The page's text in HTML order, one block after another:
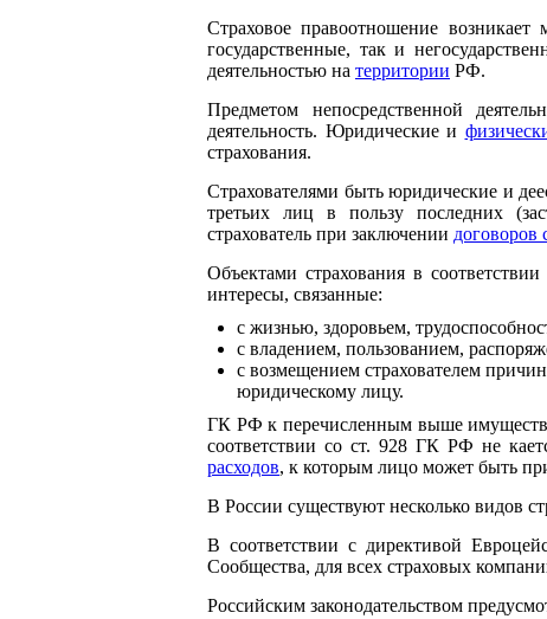
Страховое правоотношение
государственные, так и
деятельностью на территории РФ.
Предметом непосредственной
деятельность. Юридические и
страхования.
Страхователями быть юридические и
третьих лиц в пользу последних
страхователь при заключении договоров
Объектами страхования в
интересы, связанные:
с жизнью, здоровьем,
с владением, пользованием,
с возмещением страхователем
юридическому лицу.
ГК РФ к перечисленным выше
соответствии со ст. 928 ГК РФ не
расходов, к которым лицо может быть
В России существуют несколько видов
В соответствии с директивой
Сообщества, для всех страховых
Российским законодательством